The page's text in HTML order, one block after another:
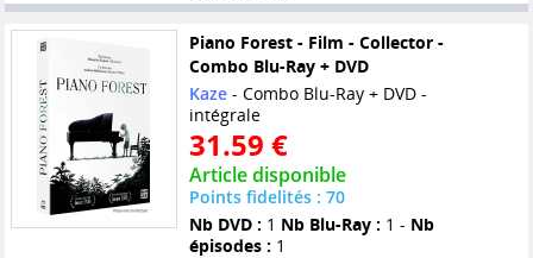
Piano Forest - Film - Collector -
Combo Blu-Ray + DVD
Kaze- Combo Blu-Ray + DVD -
intégrale
31.59 €
Article disponible
Points fidelités : 70
Nb DVD : 1 Nb Blu-Ray : 1 - Nb
épisodes : 1